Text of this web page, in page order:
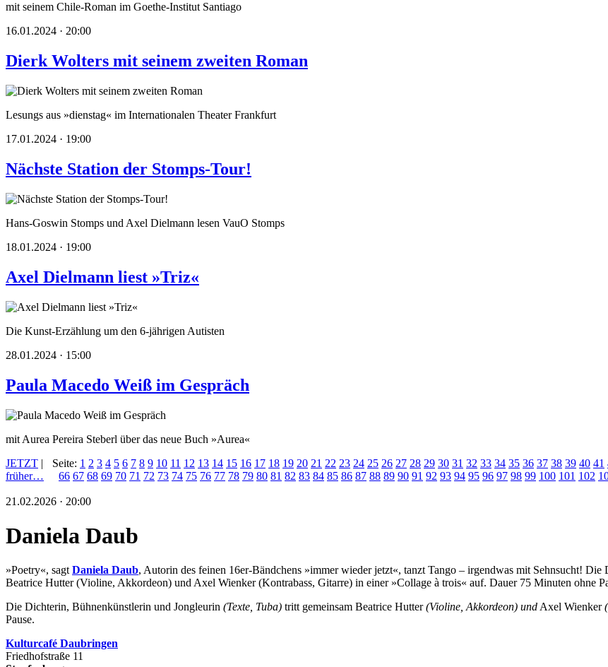
mit seinem Chile-Roman im Goethe-Institut Santiago
16.01.2024 · 20:00
Dierk Wolters mit seinem zweiten Roman
Lesungs aus »dienstag« im Internationalen Theater Frankfurt
17.01.2024 · 19:00
Nächste Station der Stomps-Tour!
Hans-Goswin Stomps und Axel Dielmann lesen VauO Stomps
18.01.2024 · 19:00
Axel Dielmann liest »Triz«
Die Kunst-Erzählung um den 6-jährigen Autisten
28.01.2024 · 15:00
Paula Macedo Weiß im Gespräch
mit Aurea Pereira Steberl über das neue Buch »Aurea«
JETZT |
früher…
Seite: 1 2 3 4 5 6 7 8 9 10 11 12 13 14 15 16 17 18 19 20 21 22 23 24 25 26 27 28 29 30 31 32 33 34 35 36 37 38 39 40 41
66 67 68 69 70 71 72 73 74 75 76 77 78 79 80 81 82 83 84 85 86 87 88 89 90 91 92 93 94 95 96 97 98 99 100 101 102
21.02.2026 · 20:00
Daniela Daub
»Poetry«, sagtDaniela Daub, Autorin des feinen 16er-Bändchens »immer wieder jetzt«, tanzt Tango – irgendwas mit Sehnsucht!
Beatrice Hutter (Violine, Akkordeon) und Axel Wienker (Kontrabass, Gitarre) in einer »Collage à trois« auf. Dauer 75 Minuten ohne
Die Dichterin, Bühnenkünstlerin und Jongleurin (Texte, Tuba) tritt gemeinsam Beatrice Hutter(Violine, Akkordeon) undAxel Wienker
Pause.
Kulturcafé Daubringen
Friedhofstraße 11